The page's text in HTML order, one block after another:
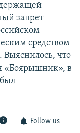
запрет
средством
Выяснилось, что
«Боярышник», в
Follow us